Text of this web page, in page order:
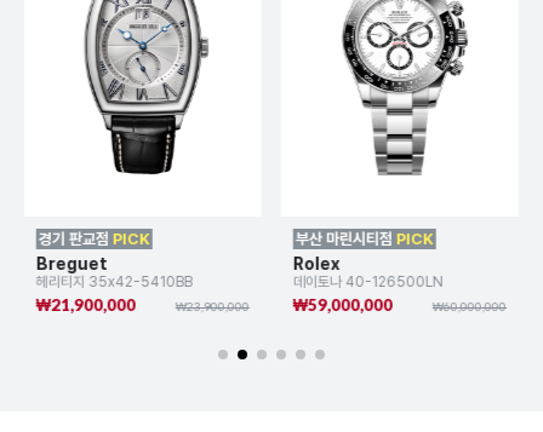
경기 판교점 PICK
Breguet
헤리티지 35x42-5410BB
₩21,900,000 ₩23,900,000
부산 마린시티점 PICK
Rolex
데이토나 40-126500LN
₩59,000,000 ₩60,000,000